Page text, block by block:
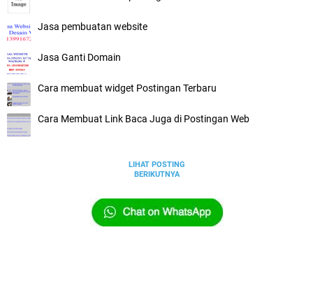
Jasa pembuatan website
Jasa Ganti Domain
Cara membuat widget Postingan Terbaru
Cara Membuat Link Baca Juga di Postingan Web
LIHAT POSTING
BERIKUTNYA